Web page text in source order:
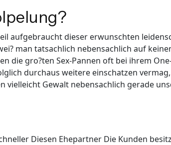
aufgebraucht dieser erwunschten
man tatsachlich nebensachlich auf
die gro?ten Sex-Pannen oft bei ihrem
durchaus weitere einschatzen
Gewalt nebensachlich gerade
Diesen Ehepartner Die Kunden